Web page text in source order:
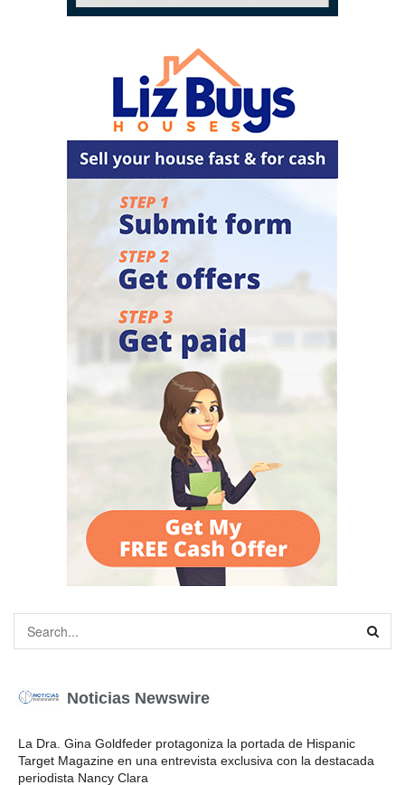
Noticias Newswire
La Dra. Gina Goldfeder protagoniza la portada de Hispanic
Target Magazine en una entrevista exclusiva con la destacada
periodista Nancy Clara